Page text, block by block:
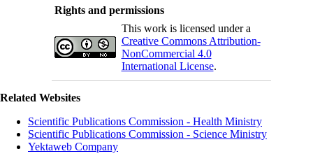
Rights and permissions
This work is licensed under a
Creative Commons Attribution-
NonCommercial 4.0
International License.
Related Websites
Scientific Publications Commission - Health Ministry
Scientific Publications Commission - Science Ministry
Yektaweb Company